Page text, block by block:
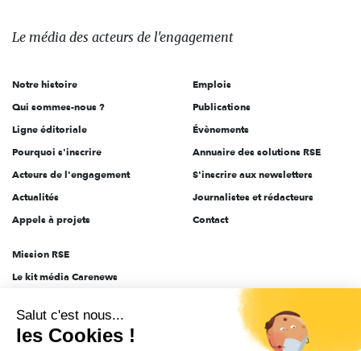
des
l'engagement
Le média des acteurs de l'engagement
Notre histoire
Qui sommes-nous ?
Ligne éditoriale
Pourquoi s'inscrire
Acteurs de l'engagement
Actualités
Appels à projets
Emplois
Publications
Évènements
Annuaire des solutions RSE
S'inscrire aux newsletters
Journalistes et rédacteurs
Contact
Mission RSE
Le kit média Carenews
AEF info
Novethic
Salut c'est nous...
les Cookies !